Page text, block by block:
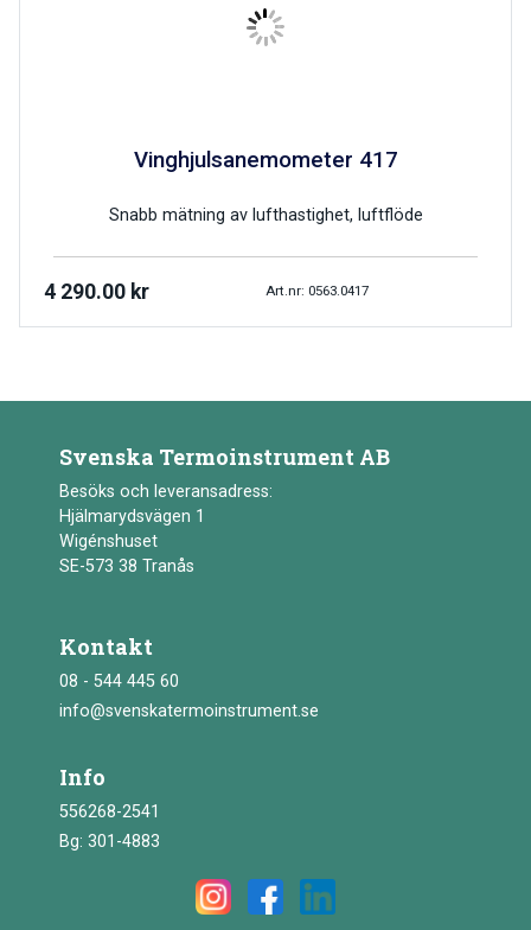
Vinghjulsanemometer 417
Snabb mätning av lufthastighet, luftflöde
4 290.00 kr Art.nr: 0563.0417
Svenska Termoinstrument AB
Besöks och leveransadress:
Hjälmarydsvägen 1
Wigénshuset
SE-573 38 Tranås
Kontakt
08 - 544 445 60
info@svenskatermoinstrument.se
Info
556268-2541
Bg: 301-4883